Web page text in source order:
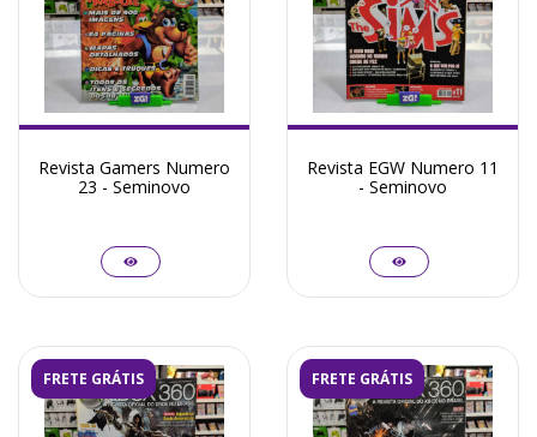
Revista Gamers Numero
23 - Seminovo
Revista EGW Numero 11
- Seminovo
FRETE GRÁTIS FRETE GRÁTIS